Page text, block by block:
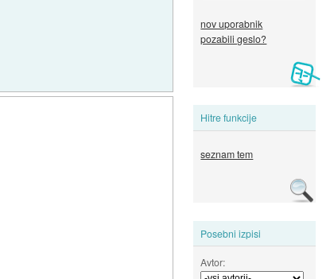
nov uporabnik
pozabili geslo?
Hitre funkcije
seznam tem
Posebni izpisi
Avtor: